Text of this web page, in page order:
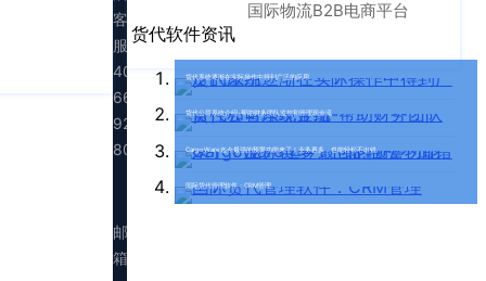
国际物流B2B电商平台
货代软件资讯
货代系统逐渐在实际操作中得到广泛的应用
货代公司系统介绍-帮助财务团队监控和管理现金流
CargoWare迄今最强的预警功能来了！业务再多，也能轻松不出错
国际货代管理软件：CRM管理
客
服：
400-
665-
9211（转
808）
邮
箱：